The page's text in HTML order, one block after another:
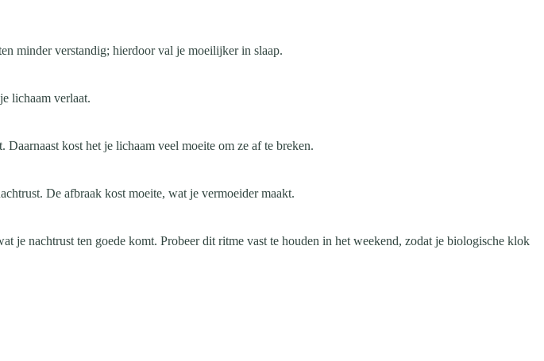
minder verstandig; hierdoor val je moeilijker in slaap.
lichaam verlaat.
kost het je lichaam veel moeite om ze af te breken.
De afbraak kost moeite, wat je vermoeider maakt.
je nachtrust ten goede komt. Probeer dit ritme vast te houden in het weekend, zodat je biologische klok